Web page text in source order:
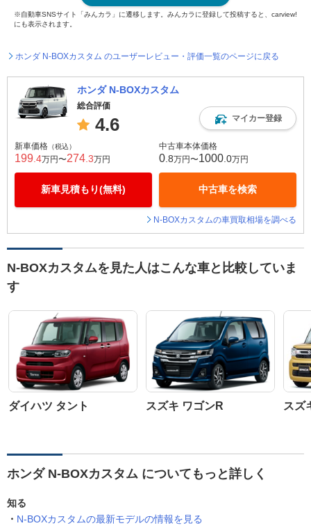
※自動車SNSサイト「みんカラ」に遷移します。みんカラに登録して投稿すると、carview!
にも表示されます。
ホンダ N-BOXカスタム のユーザーレビュー・評価一覧のページに戻る
ホンダ N-BOXカスタム
総合評価
4.6 マイカー登録
新車価格 （税込）
199 .4万円〜274 .3万円
新車見積もり(無料)
中古車本体価格
0 .8万円〜1000 .0万円
中古車を検索
N-BOXカスタムの車買取相場を調べる
N-BOXカスタムを見た人はこんな車と比較していま
す
ダイハツ タント スズキ ワゴンR スズ
ホンダ N-BOXカスタム についてもっと詳しく
知る
N-BOXカスタムの最新モデルの情報を見る